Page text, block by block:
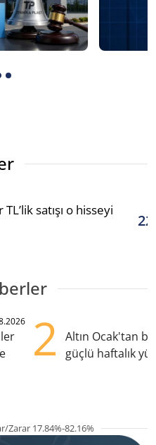
satışı o hisseyi
2
Altın Ocak'tan
güçlü haftalık
Zarar 17.84%-82.16%